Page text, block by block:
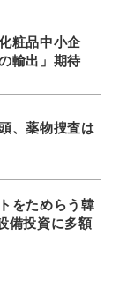
粧品中小企
輸出」期待
、薬物捜査は
をためらう韓
備投資に多額